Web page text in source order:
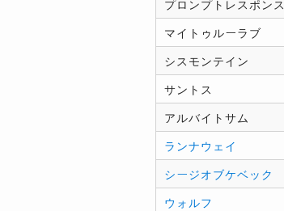
プロンプトレスポンス
マイトゥルーラブ
シスモンテイン
サントス
アルバイトサム
ランナウェイ
シージオブケベック
ウォルフ